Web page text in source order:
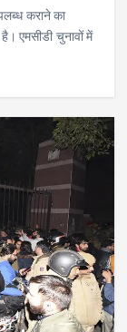
कराने का
एमसीडी चुनावों में